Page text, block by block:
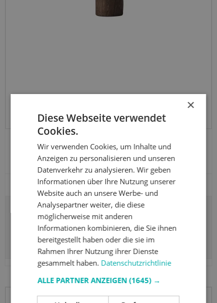
6.37 EUR
Produkt anzeigen
×
Diese Webseite verwendet
Cookies.
Wir verwenden Cookies, um Inhalte und
Anzeigen zu personalisieren und unseren
Datenverkehr zu analysieren. Wir geben
Informationen über Ihre Nutzung unserer
Website auch an unsere Werbe- und
Analysepartner weiter, die diese
möglicherweise mit anderen
Informationen kombinieren, die Sie ihnen
bereitgestellt haben oder die sie im
Rahmen Ihrer Nutzung ihrer Dienste
gesammelt haben. Datenschutzrichtlinie
ALLE PARTNER ANZEIGEN(1645) →